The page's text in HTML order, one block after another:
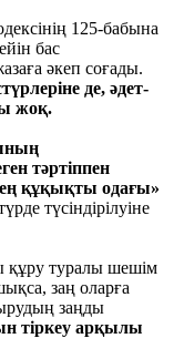
125-бабына
бас
әкеп соғады.
де, әдет-
жоқ.
тәртіппен
құқықты одағы»
түсіндірілуіне
құру туралы шешім
заң оларға
заңды
тіркеу арқылы